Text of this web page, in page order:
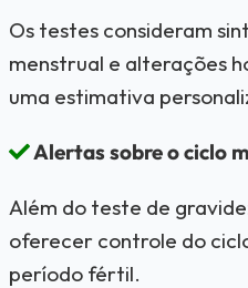
Os testes consideram
menstrual e alterações
uma estimativa
Alertas sobre o ciclo
Além do teste de
oferecer controle do
período fértil.